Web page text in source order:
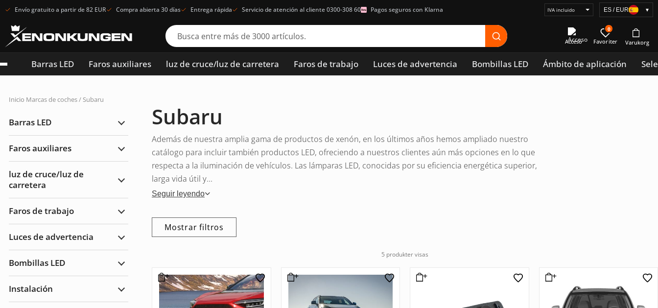
Envío gratuito a partir de 82 EUR Compra abierta 30 días Entrega rápida Servicio de atención al cliente 0300-308 60 Pagos seguros con Klarna
Seleccionar
visualización
precios
ES / EUR ▾
Acceso
0
Barras LED Faros auxiliares luz de cruce/luz de carretera Faros de trabajo Luces de advertencia Bombillas LED Ámbito de aplicación
Inicio Marcas de coches / Subaru
Barras LED
Ampliar
Faros auxiliares
Ampliar
luz de cruce/luz de
carretera
Ampliar
de
de
Faros de trabajo
Ampliar
trabajo
Luces de advertencia
Ampliar
advertencia
Bombillas LED
Ampliar
Instalación
Ampliar
Subaru
Además de nuestra amplia gama de productos de xenón, en los últimos años hemos ampliado nuestro
catálogo para incluir también productos LED, ofreciendo a nuestros clientes aún más opciones en lo que
respecta a la iluminación de vehículos. Las lámparas LED, conocidas por su eficiencia energética superior,
larga vida útil y...
Seguir leyendo
Mostrar filtros
5 produkter visas